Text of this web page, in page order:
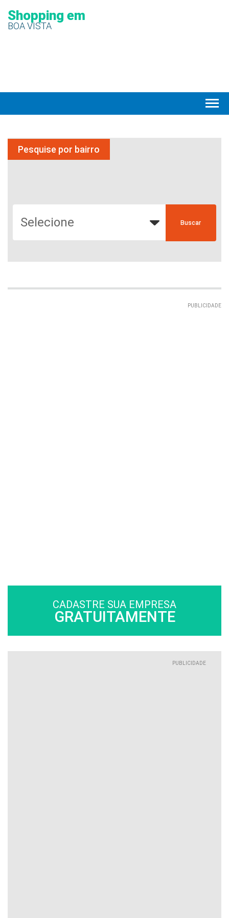
Shopping em
BOA VISTA
Pesquise por bairro
PUBLICIDADE
CADASTRE SUA EMPRESA
GRATUITAMENTE
PUBLICIDADE